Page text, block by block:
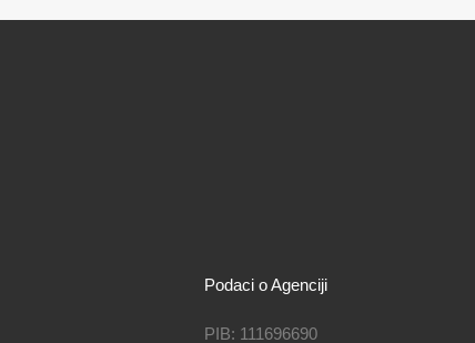
Podaci o Agenciji
PIB: 111696690